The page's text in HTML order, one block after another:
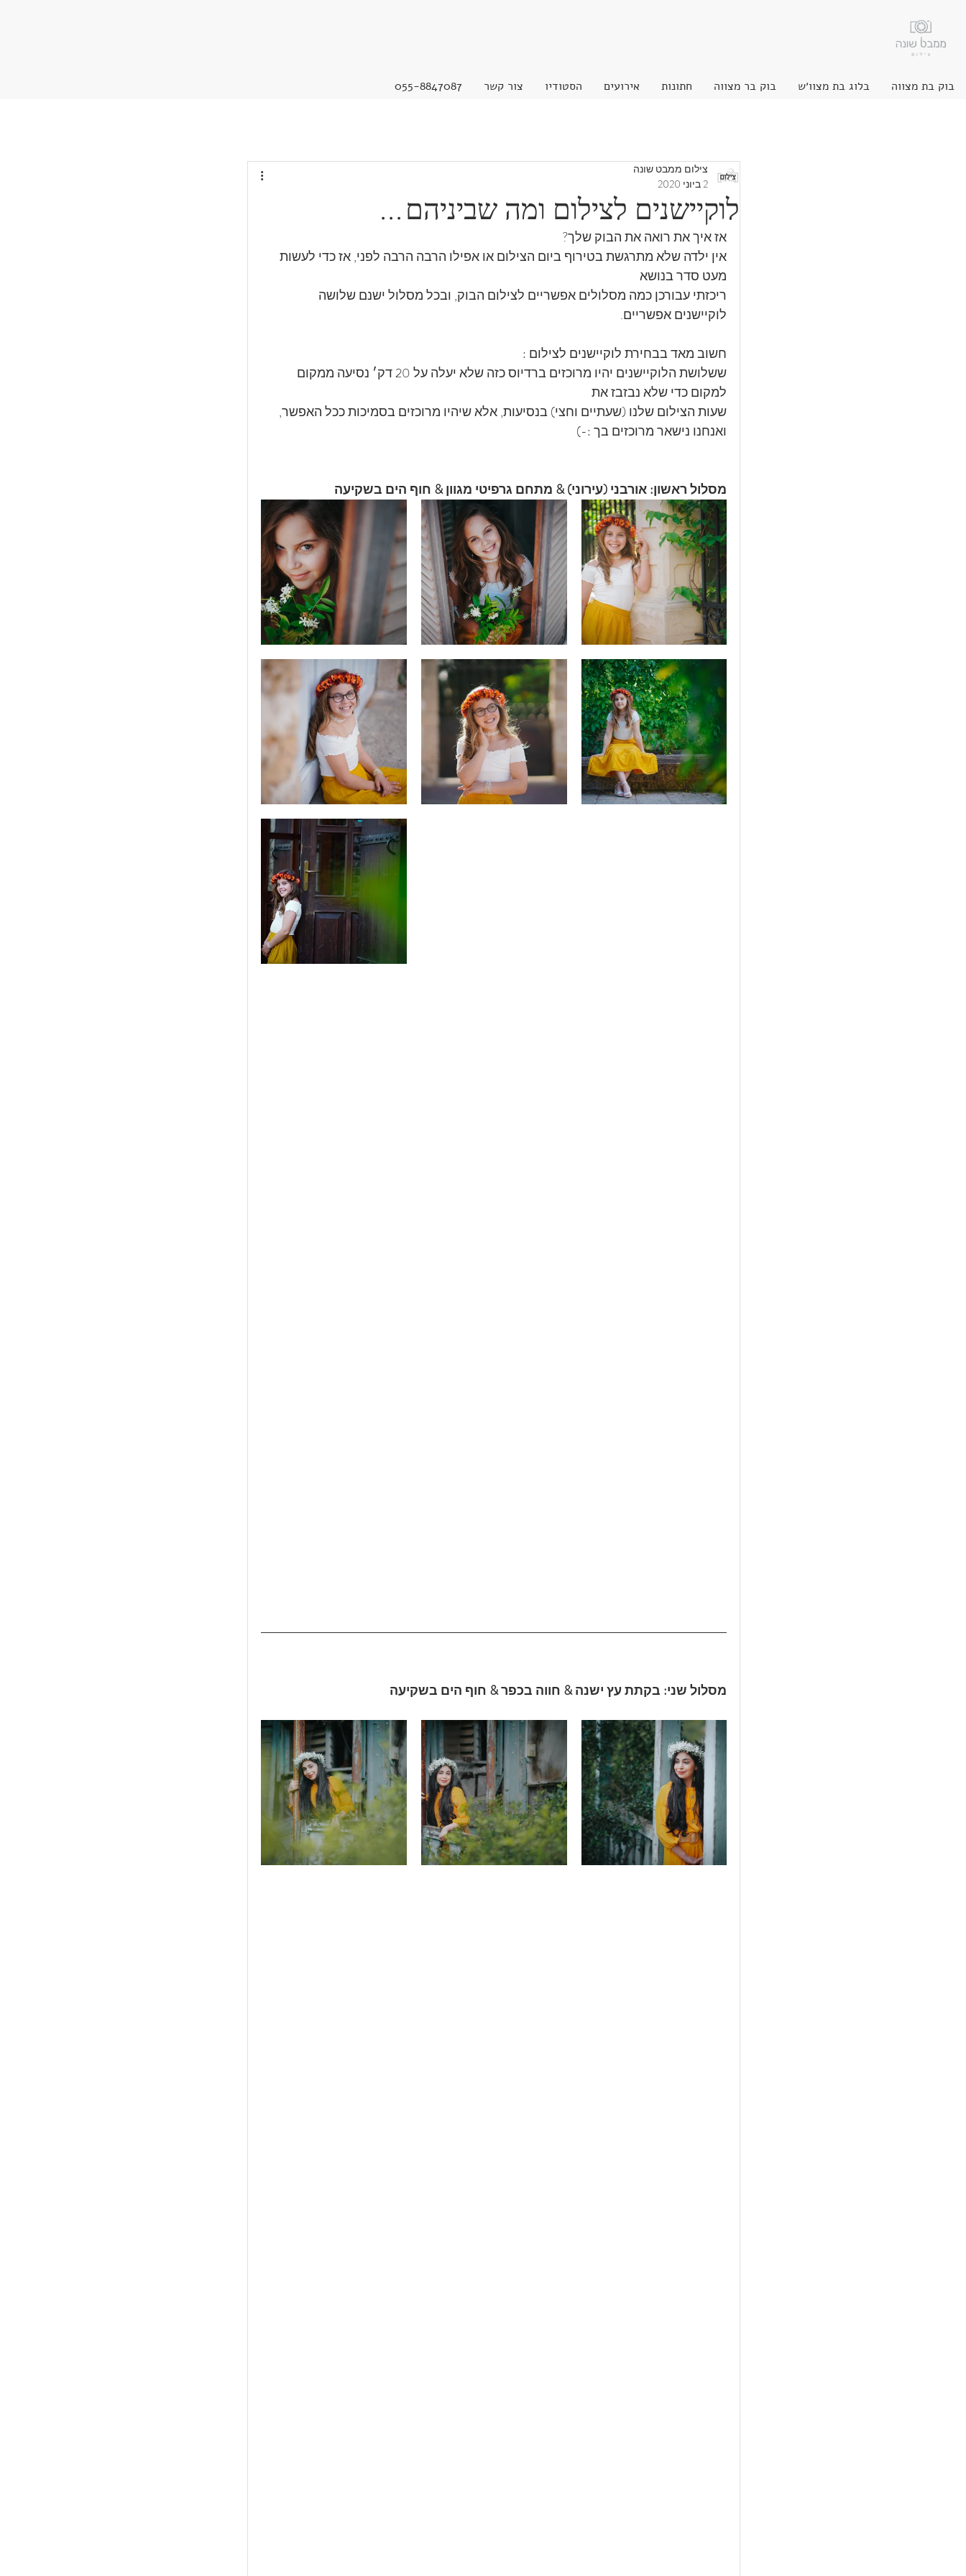
בוק בת מצווה בלוג בת מצוו׳ש בוק בר מצווה חתונות אירועים הסטודיו צור קשר 055-8847087
לוקיישנים לצילום ומה שביניהם...
צילום ממבט שונה
2 ביוני 2020
אז איך את רואה את הבוק שלך?
אין ילדה שלא מתרגשת בטירוף ביום הצילום או אפילו הרבה הרבה לפני, אז כדי לעשות
מעט סדר בנושא
ריכזתי עבורכן כמה מסלולים אפשריים לצילום הבוק, ובכל מסלול ישנם שלושה
לוקיישנים אפשריים.
חשוב מאד בבחירת לוקיישנים לצילום :
ששלושת הלוקיישנים יהיו מרוכזים ברדיוס כזה שלא יעלה על 20 דק׳ נסיעה ממקום
למקום כדי שלא נבזבז את
שעות הצילום שלנו (שעתיים וחצי) בנסיעות, אלא שיהיו מרוכזים בסמיכות ככל האפשר,
ואנחנו נישאר מרוכזים בך :-)
מסלול ראשון: אורבני (עירוני) & מתחם גרפיטי מגוון & חוף הים בשקיעה
מסלול שני: בקתת עץ ישנה & חווה בכפר & חוף הים בשקיעה